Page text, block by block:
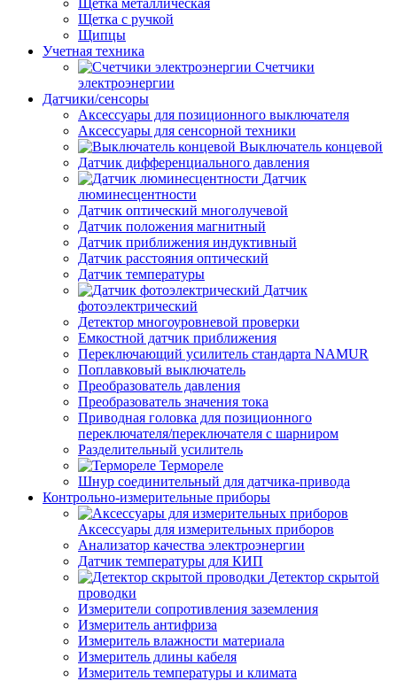
Щетка металлическая
Щетка с ручкой
Щипцы
Учетная техника
Счетчики
электроэнергии
Датчики/сенсоры
Аксессуары для позиционного выключателя
Аксессуары для сенсорной техники
Выключатель концевой
Датчик дифференциального давления
Датчик
люминесцентности
Датчик оптический многолучевой
Датчик положения магнитный
Датчик приближения индуктивный
Датчик расстояния оптический
Датчик температуры
Датчик
фотоэлектрический
Детектор многоуровневой проверки
Емкостной датчик приближения
Переключающий усилитель стандарта NAMUR
Поплавковый выключатель
Преобразователь давления
Преобразователь значения тока
Приводная головка для позиционного
переключателя/переключателя с шарниром
Разделительный усилитель
Термореле
Шнур соединительный для датчика-привода
Контрольно-измерительные приборы
Аксессуары для измерительных приборов
Анализатор качества электроэнергии
Датчик температуры для КИП
Детектор скрытой
проводки
Измерители сопротивления заземления
Измеритель антифриза
Измеритель влажности материала
Измеритель длины кабеля
Измеритель температуры и климата